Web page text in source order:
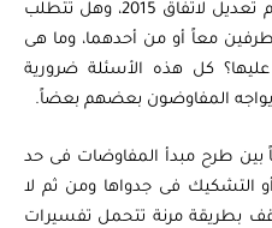
ستكون بهدف اتفاق جديد تماماً أم تعديل لاتفاق 2015، وهل تتطلب
معاً أو من أحدهما، وما هى
كل هذه الأسئلة ضرورية
المفاوضون بعضهم بعضاً.
طرح مبدأ المفاوضات فى حد
فى جدواها ومن ثم لا
بطريقة مرنة تتحمل تفسيرات